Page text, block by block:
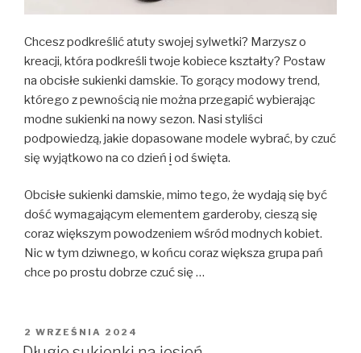
Chcesz podkreślić atuty swojej sylwetki? Marzysz o
kreacji, która podkreśli twoje kobiece kształty? Postaw
na obcisłe sukienki damskie. To gorący modowy trend,
którego z pewnością nie można przegapić wybierając
modne sukienki na nowy sezon. Nasi styliści
podpowiedzą, jakie dopasowane modele wybrać, by czuć
się wyjątkowo na co dzień i od święta.
Obcisłe sukienki damskie, mimo tego, że wydają się być
dość wymagającym elementem garderoby, cieszą się
coraz większym powodzeniem wśród modnych kobiet.
Nic w tym dziwnego, w końcu coraz większa grupa pań
chce po prostu dobrze czuć się …
OPUBLIKOWANE
W
2 WRZEŚNIA 2024